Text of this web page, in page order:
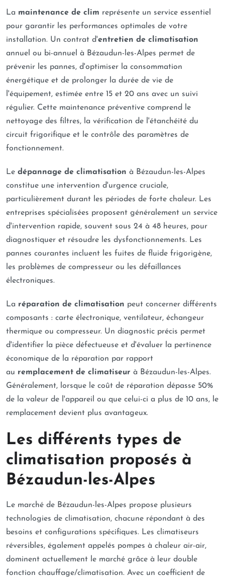
La maintenance de clim représente un service essentiel
pour garantir les performances optimales de votre
installation. Un contrat d'entretien de climatisation
annuel ou bi-annuel à Bézaudun-les-Alpes permet de
prévenir les pannes, d'optimiser la consommation
énergétique et de prolonger la durée de vie de
l'équipement, estimée entre 15 et 20 ans avec un suivi
régulier. Cette maintenance préventive comprend le
nettoyage des filtres, la vérification de l'étanchéité du
circuit frigorifique et le contrôle des paramètres de
fonctionnement.
Le dépannage de climatisation à Bézaudun-les-Alpes
constitue une intervention d'urgence cruciale,
particulièrement durant les périodes de forte chaleur. Les
entreprises spécialisées proposent généralement un service
d'intervention rapide, souvent sous 24 à 48 heures, pour
diagnostiquer et résoudre les dysfonctionnements. Les
pannes courantes incluent les fuites de fluide frigorigène,
les problèmes de compresseur ou les défaillances
électroniques.
La réparation de climatisation peut concerner différents
composants : carte électronique, ventilateur, échangeur
thermique ou compresseur. Un diagnostic précis permet
d'identifier la pièce défectueuse et d'évaluer la pertinence
économique de la réparation par rapport
au remplacement de climatiseur à Bézaudun-les-Alpes.
Généralement, lorsque le coût de réparation dépasse 50%
de la valeur de l'appareil ou que celui-ci a plus de 10 ans, le
remplacement devient plus avantageux.
Les différents types de
climatisation proposés à
Bézaudun-les-Alpes
Le marché de Bézaudun-les-Alpes propose plusieurs
technologies de climatisation, chacune répondant à des
besoins et configurations spécifiques. Les climatiseurs
réversibles, également appelés pompes à chaleur air-air,
dominent actuellement le marché grâce à leur double
fonction chauffage/climatisation. Avec un coefficient de